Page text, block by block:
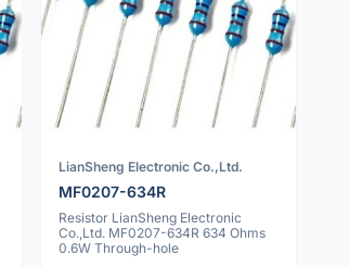
LianSheng Electronic Co.,Ltd.
MF0207-634R
Resistor LianSheng Electronic
Co.,Ltd. MF0207-634R 634 Ohms
0.6W Through-hole